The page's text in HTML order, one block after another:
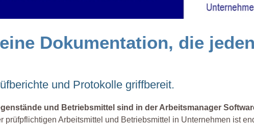
Dokumentation, die jeden
und Protokolle griffbereit.
und Betriebsmittel sind in der Arbeitsmanager
prüfpflichtigen Arbeitsmittel und Betriebsmittel in Unternehmen ist